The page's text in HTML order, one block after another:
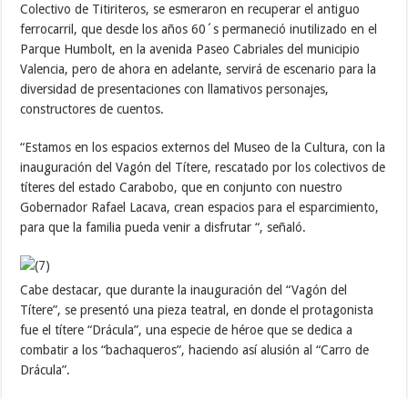
Colectivo de Titiriteros, se esmeraron en recuperar el antiguo
ferrocarril, que desde los años 60´s permaneció inutilizado en el
Parque Humbolt, en la avenida Paseo Cabriales del municipio
Valencia, pero de ahora en adelante, servirá de escenario para la
diversidad de presentaciones con llamativos personajes,
constructores de cuentos.
“Estamos en los espacios externos del Museo de la Cultura, con la
inauguración del Vagón del Títere, rescatado por los colectivos de
títeres del estado Carabobo, que en conjunto con nuestro
Gobernador Rafael Lacava, crean espacios para el esparcimiento,
para que la familia pueda venir a disfrutar “, señaló.
Cabe destacar, que durante la inauguración del “Vagón del
Títere”, se presentó una pieza teatral, en donde el protagonista
fue el títere “Drácula”, una especie de héroe que se dedica a
combatir a los “bachaqueros”, haciendo así alusión al “Carro de
Drácula”.